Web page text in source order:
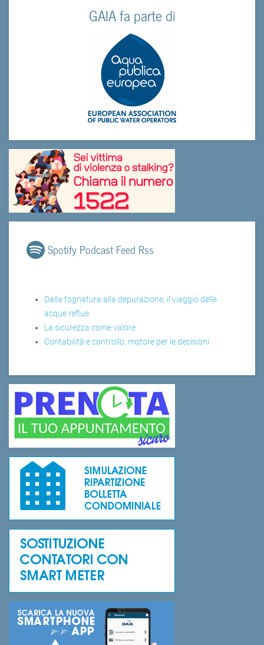
GAIA fa parte di
Spotify Podcast Feed Rss
Dalla fognatura alla depurazione, il viaggio delle
acque reflue
La sicurezza come valore
Contabilità e controllo, motore per le decisioni